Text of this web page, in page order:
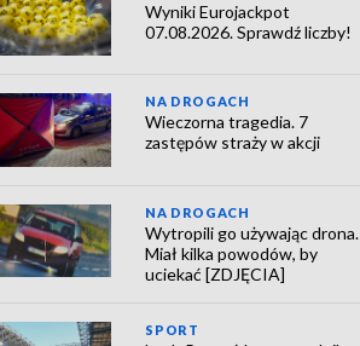
Wyniki Eurojackpot
07.08.2026. Sprawdź liczby!
NA DROGACH
Wieczorna tragedia. 7
zastępów straży w akcji
NA DROGACH
Wytropili go używając drona.
Miał kilka powodów, by
uciekać [ZDJĘCIA]
SPORT